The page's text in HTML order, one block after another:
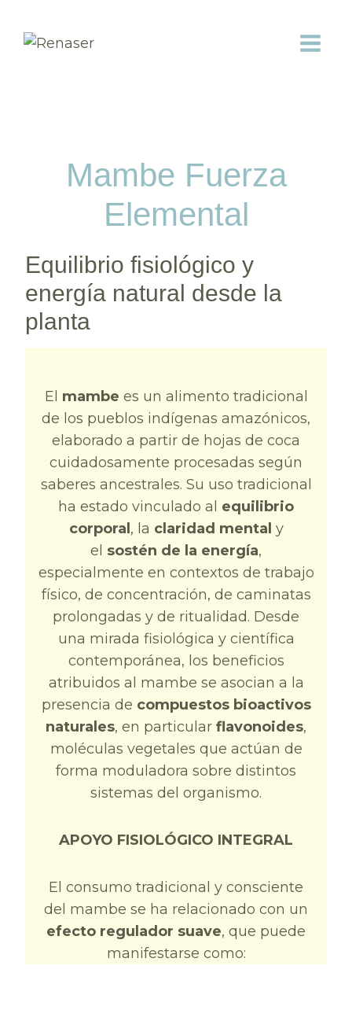
Mambe Fuerza
Elemental
Equilibrio fisiológico y
energía natural desde la
planta
El mambe es un alimento tradicional
de los pueblos indígenas amazónicos,
elaborado a partir de hojas de coca
cuidadosamente procesadas según
saberes ancestrales. Su uso tradicional
ha estado vinculado al equilibrio
corporal , la claridad mental y
el sostén de la energía,
especialmente en contextos de trabajo
físico, de concentración, de caminatas
prolongadas y de ritualidad. Desde
una mirada fisiológica y científica
contemporánea, los beneficios
atribuidos al mambe se asocian a la
presencia de compuestos bioactivos
naturales, en particular flavonoides,
moléculas vegetales que actúan de
forma moduladora sobre distintos
sistemas del organismo.
APOYO FISIOLÓGICO INTEGRAL
El consumo tradicional y consciente
del mambe se ha relacionado con un
efecto regulador suave, que puede
manifestarse como: